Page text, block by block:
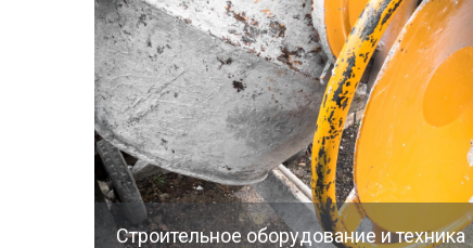
Строительное оборудование и техника